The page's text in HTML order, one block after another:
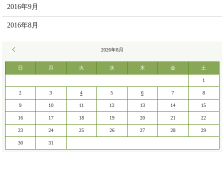
2016年9月
2016年8月
2026年8月
日 月 火 水 木 金 土
1
2 3 4 5 6 7 8
9 10 11 12 13 14 15
16 17 18 19 20 21 22
23 24 25 26 27 28 29
30 31